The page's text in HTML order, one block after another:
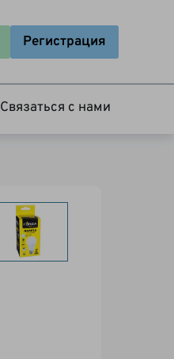
Регистрация
Связаться с нами